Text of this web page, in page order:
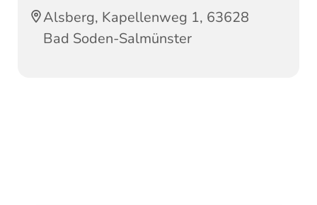
Alsberg, Kapellenweg 1, 63628
Bad Soden-Salmünster